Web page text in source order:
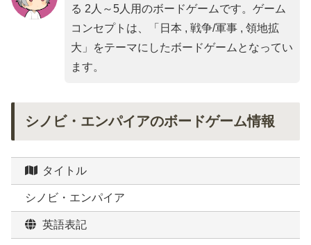
る 2人～5人用のボードゲームです。ゲーム
コンセプトは、「 日本 , 戦争/軍事 , 領地拡
大 」をテーマにしたボードゲームとなってい
ます。
シノビ・エンパイアのボードゲーム情報
タイトル
シノビ・エンパイア
英語表記